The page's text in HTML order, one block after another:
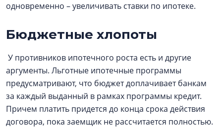
одновременно – увеличивать ставки по ипотеке.
Бюджетные хлопоты
У противников ипотечного роста есть и другие
аргументы. Льготные ипотечные программы
предусматривают, что бюджет доплачивает банкам
за каждый выданный в рамках программы кредит.
Причем платить придется до конца срока действия
договора, пока заемщик не рассчитается полностью.